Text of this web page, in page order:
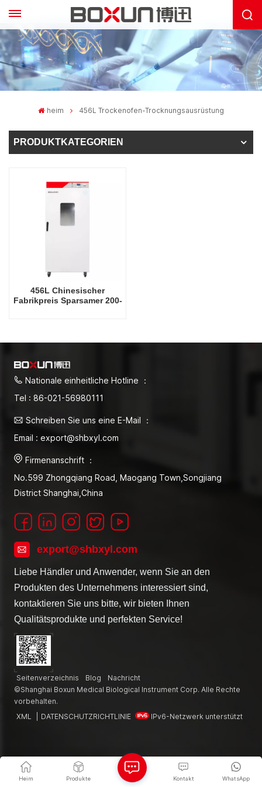
heim 456L Trockenofen-Trocknungsausrüstung
PRODUKTKATEGORIEN
456L Chinesischer
Fabrikpreis Sparsamer 200-
Nationale einheitliche Hotline ：
Tel : 86-021-56980111
Schreiben Sie uns eine E-Mail ：
Email : export@shbxyl.com
Firmenanschrift ：
No.599 Zhongqiang Road, Maogang Town,Songjiang
District Shanghai,China
export@shbxyl.com
Liebe Händler und Anwender, wenn Sie an den
Produkten des Unternehmens interessiert sind,
kontaktieren Sie uns bitte, wir bieten Ihnen
Qualitätsprodukte und perfekten Service!
Seitenverzeichnis Blog
Nachricht
©Shanghai Boxun Medical Biological Instrument Corp. Alle Rechte
vorbehalten.
XML
DATENSCHUTZRICHTLINIE IPv6-Netzwerk unterstützt
Heim Produkte WhatsApp
Kontakt